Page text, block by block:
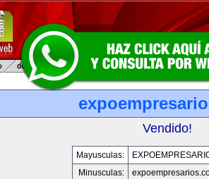
Vendido!
Mayusculas:
Minusculas: